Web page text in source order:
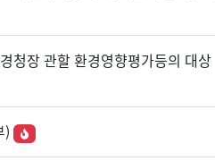
청장 관할 환경영향평가등의 대상
)